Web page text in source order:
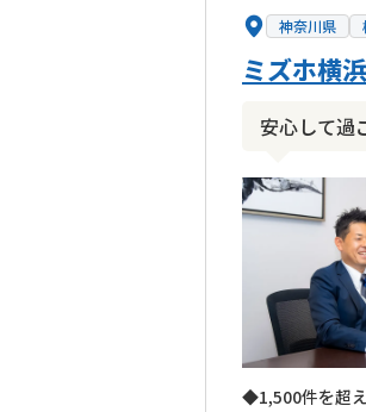
神奈川県
安心して過
ミズホ横
◆1,500件を超